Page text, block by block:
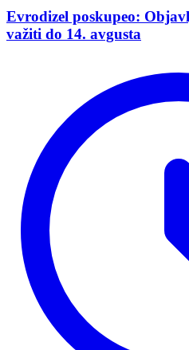
Evrodizel poskupeo:
važiti do 14. avgusta